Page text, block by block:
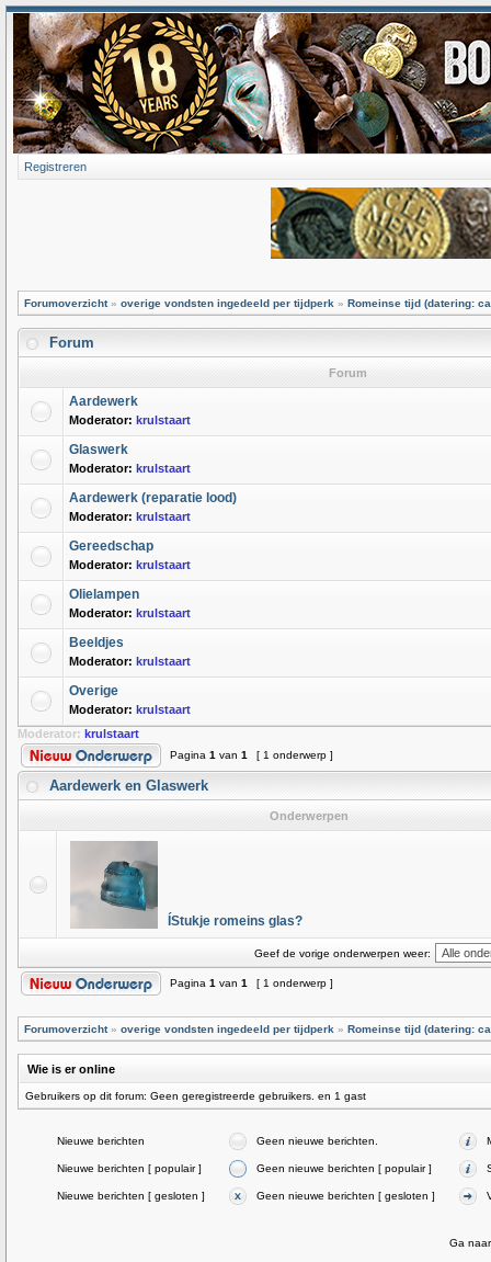
Registreren
Forumoverzicht» overige vondsten ingedeeld per tijdperk » Romeinse tijd (datering:
Forum
Forum
Aardewerk
Moderator: krulstaart
Glaswerk
Moderator: krulstaart
Aardewerk (reparatie lood)
Moderator: krulstaart
Gereedschap
Moderator: krulstaart
Olielampen
Moderator: krulstaart
Beeldjes
Moderator: krulstaart
Overige
Moderator: krulstaart
Moderator: krulstaart
Pagina 1 van 1 [ 1 onderwerp ]
Aardewerk en Glaswerk
Onderwerpen
ÍStukje romeins glas?
Geef de vorige onderwerpen weer:
Pagina 1 van 1 [ 1 onderwerp ]
Forumoverzicht» overige vondsten ingedeeld per tijdperk » Romeinse tijd (datering:
Wie is er online
Gebruikers op dit forum: Geen geregistreerde gebruikers. en 1 gast
Nieuwe berichten Geen nieuwe berichten.
Nieuwe berichten [ populair ] Geen nieuwe berichten [ populair ]
Nieuwe berichten [ gesloten ] Geen nieuwe berichten [ gesloten ]
Ga